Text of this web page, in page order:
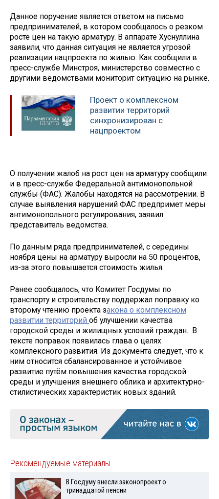
Данное поручение является ответом на письмо
предпринимателей, в котором сообщалось о резком
росте цен на такую арматуру. В аппарате Хуснуллина
заявили, что данная ситуация не является угрозой
реализации нацпроекта по жилью. Как сообщили в
пресс-службе Минстроя, министерство совместно с
другими ведомствами мониторит ситуацию на рынке.
Проект о комплексном
развитии территорий
синхронизирован с
нацпроектом
О получении жалоб на рост цен на арматуру сообщили
и в пресс-службе Федеральной антимонопольной
службы (ФАС). Жалобы находятся на рассмотрении. В
случае выявления нарушений ФАС предпримет меры
антимонопольного регулирования, заявил
представитель ведомства.
По данным ряда предпринимателей, с середины
ноября цены на арматуру выросли на 50 процентов,
из-за этого повышается стоимость жилья.
Ранее сообщалось, что Комитет Госдумы по
транспорту и строительству поддержал поправку ко
второму чтению проекта закона о комплексном
развитии территорий об улучшении качества
городской среды и жилищных условий граждан. В
тексте поправок появилась глава о целях
комплексного развития. Из документа следует, что к
ним относится сбалансированное и устойчивое
развитие путём повышения качества городской
среды и улучшения внешнего облика и архитектурно-
стилистических характеристик новых зданий.
Рекомендуемые материалы
В Госдуму внесли законопроект о
тринадцатой пенсии